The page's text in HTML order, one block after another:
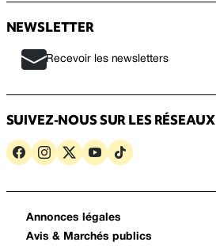
NEWSLETTER
Recevoir les newsletters
SUIVEZ-NOUS SUR LES RÉSEAUX
Annonces légales
Avis & Marchés publics